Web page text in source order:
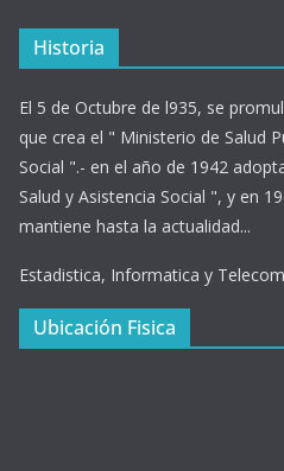
Historia
El 5 de Octubre de l935, se
que crea el " Ministerio de Salud
Social ".- en el año de 1942
Salud y Asistencia Social ", y en
mantiene hasta la actualidad...
Estadistica, Informatica y
Ubicación Fisica